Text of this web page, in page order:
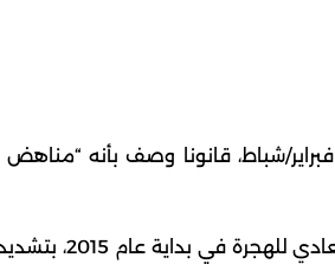
كويت نيوز : ألغت المحكمة الإيطالية العليا، الأربعاء 24 فبراير/شباط،
ويقضي القانون الذي طرحه